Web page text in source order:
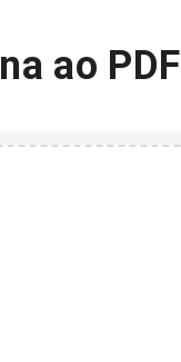
ao PDF